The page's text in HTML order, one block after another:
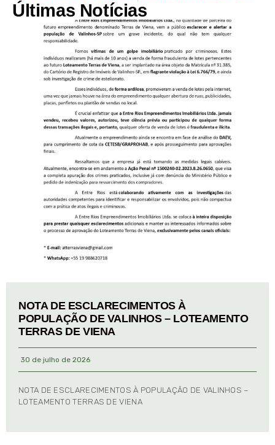
Últimas Notícias
NOTA DE ESCLARECIMENTOS À
POPULAÇÃO DE VALINHOS – LOTEAMENTO
TERRAS DE VIENA
30 de julho de 2026
NOTA DE ESCLARECIMENTOS À POPULAÇÃO DE VALINHOS –
LOTEAMENTO TERRAS DE VIENA